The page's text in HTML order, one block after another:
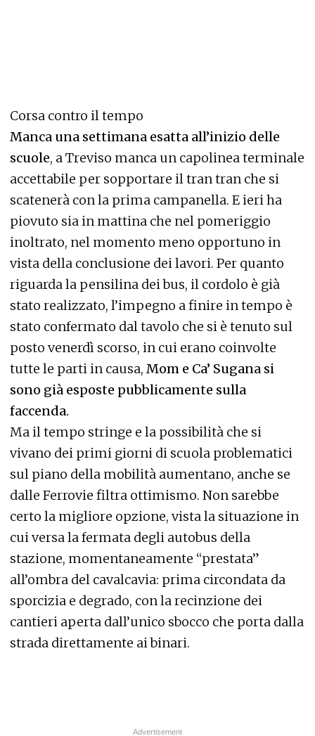
Corsa contro il tempo
Manca una settimana esatta all’inizio delle
scuole, a Treviso manca un capolinea terminale
accettabile per sopportare il tran tran che si
scatenerà con la prima campanella. E ieri ha
piovuto sia in mattina che nel pomeriggio
inoltrato, nel momento meno opportuno in
vista della conclusione dei lavori. Per quanto
riguarda la pensilina dei bus, il cordolo è già
stato realizzato, l’impegno a finire in tempo è
stato confermato dal tavolo che si è tenuto sul
posto venerdì scorso, in cui erano coinvolte
tutte le parti in causa, Mom e Ca’ Sugana si
sono già esposte pubblicamente sulla
faccenda.
Ma il tempo stringe e la possibilità che si
vivano dei primi giorni di scuola problematici
sul piano della mobilità aumentano, anche se
dalle Ferrovie filtra ottimismo. Non sarebbe
certo la migliore opzione, vista la situazione in
cui versa la fermata degli autobus della
stazione, momentaneamente “prestata”
all’ombra del cavalcavia: prima circondata da
sporcizia e degrado, con la recinzione dei
cantieri aperta dall’unico sbocco che porta dalla
strada direttamente ai binari.